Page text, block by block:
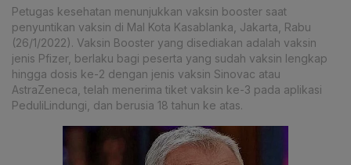
Petugas kesehatan menunjukkan vaksin booster saat
penyuntikan vaksin di Mal Kota Kasablanka, Jakarta, Rabu
(26/1/2022). Vaksin Booster yang disediakan adalah vaksin
jenis Pfizer, berlaku bagi peserta yang sudah vaksin lengkap
hingga dosis ke-2 dengan jenis vaksin Sinovac atau
AstraZeneca, telah menerima tiket vaksin ke-3 pada aplikasi
PeduliLindungi, dan berusia 18 tahun ke atas.